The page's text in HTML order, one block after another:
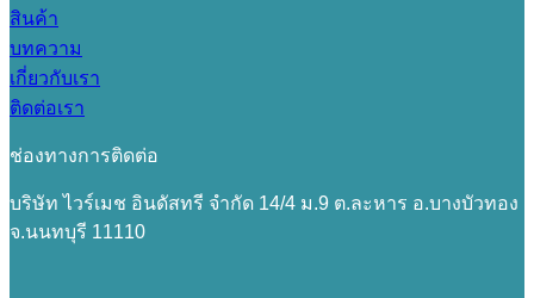
สินค้า
บทความ
เกี่ยวกับเรา
ติดต่อเรา
ช่องทางการติดต่อ
บริษัท ไวร์เมช อินดัสทรี จำกัด 14/4 ม.9 ต.ละหาร อ.บางบัวทอง
จ.นนทบุรี 11110